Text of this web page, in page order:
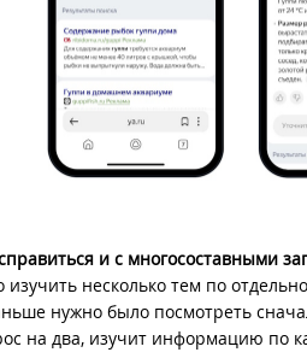
и с многосоставными
изучить несколько тем по
нужно было посмотреть
на два, изучит информацию по